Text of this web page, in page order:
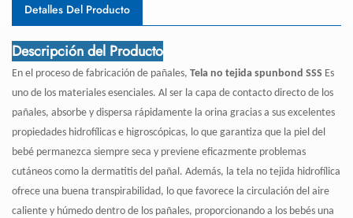
Detalles Del Producto
Descripción del Producto
En el proceso de fabricación de pañales, Tela no tejida spunbond SSS Es
uno de los materiales esenciales. Al ser la capa de contacto directo de los
pañales, absorbe y dispersa rápidamente la orina gracias a sus excelentes
propiedades hidrofílicas e higroscópicas, lo que garantiza que la piel del
bebé permanezca siempre seca y previene eficazmente problemas
cutáneos como la dermatitis del pañal. Además, la tela no tejida hidrofílica
ofrece una buena transpirabilidad, lo que favorece la circulación del aire
caliente y húmedo dentro de los pañales, proporcionando a los bebés una